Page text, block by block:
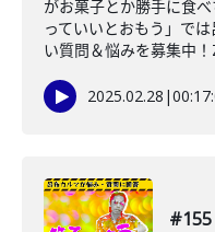
がお菓子とか勝手に食
っていいとおもう」で
い質問＆悩みを募集中！
2025.02.28 |
#155